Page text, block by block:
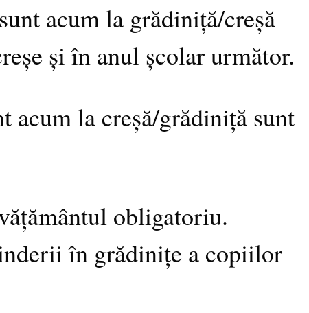
acum la grădiniță/creșă
și în anul școlar următor.
acum la creșă/grădiniță sunt
obligatoriu.
în grădinițe a copiilor